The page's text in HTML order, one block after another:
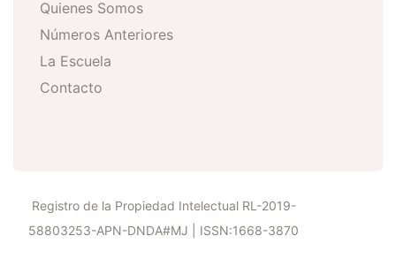
Quienes Somos
Números Anteriores
La Escuela
Contacto
Registro de la Propiedad Intelectual RL-2019-
58803253-APN-DNDA#MJ | ISSN:1668-3870